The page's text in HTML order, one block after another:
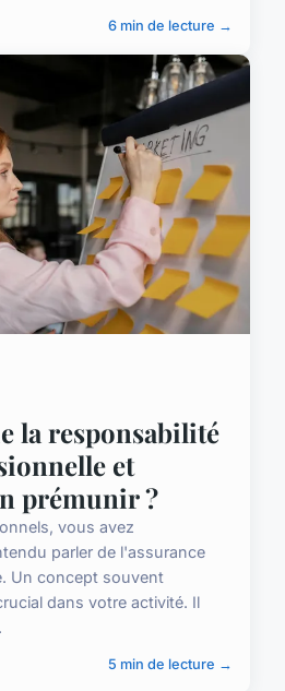
6 min de lecture →
la responsabilité
et
prémunir ?
vous avez
parler de l'assurance
Un concept souvent
dans votre activité. Il
5 min de lecture →